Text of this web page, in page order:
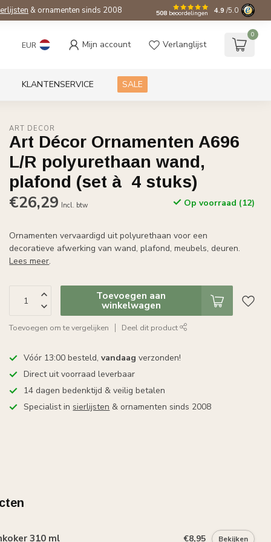
& ornamenten sinds 2008 508 beoordelingen 4.9 /5.0
EUR Mijn account Verlanglijst
0
KLANTENSERVICE SALE
ART DÉCOR
Art Décor Ornamenten A696
L/R polyurethaan wand,
plafond (set à 4 stuks)
€26,29 Incl. btw Op voorraad (12)
Ornamenten vervaardigd uit polyurethaan voor een
decoratieve afwerking van wand, plafond, meubels, deuren.
Lees meer.
Toevoegen aan
winkelwagen
Toevoegen om te vergelijken Deel dit product
Vóór 13:00 besteld,vandaag verzonden!
Direct uit voorraad leverbaar
14 dagen bedenktijd & veilig betalen
Specialist in sierlijsten & ornamenten sinds 2008
310 ml €8,95 Bekijken